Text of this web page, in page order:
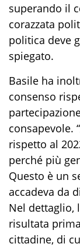
superando il
corazzata
politica deve
spiegato.
Basile ha
consenso
consapevole.
rispetto al
perché più
Questo è un
accadeva da
Nel dettaglio,
risultata
cittadine, di